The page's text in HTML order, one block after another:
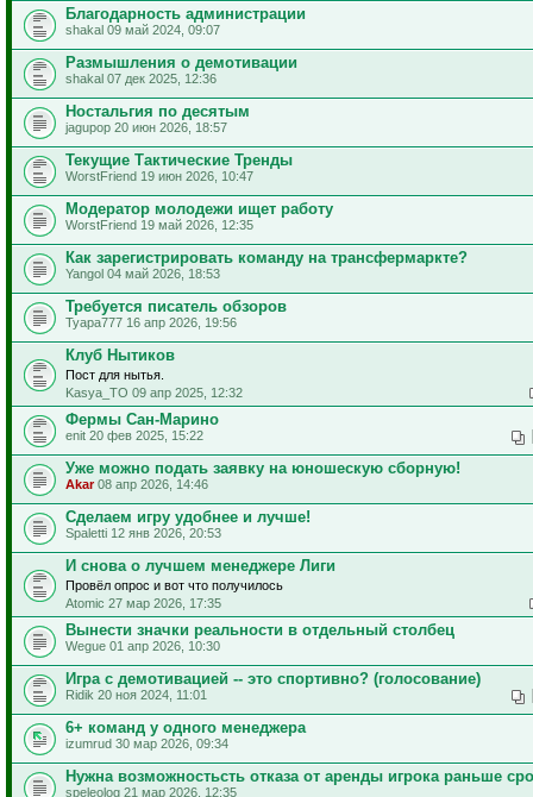
Благодарность администрации
shakal 09 май 2024, 09:07
Размышления о демотивации
shakal 07 дек 2025, 12:36
Ностальгия по десятым
jagupop 20 июн 2026, 18:57
Текущие Тактические Тренды
WorstFriend 19 июн 2026, 10:47
Модератор молодежи ищет работу
WorstFriend 19 май 2026, 12:35
Как зарегистрировать команду на трансфермаркте?
Yangol 04 май 2026, 18:53
Требуется писатель обзоров
Tyapa777 16 апр 2026, 19:56
Клуб Нытиков
Пост для нытья.
Kasya_TO 09 апр 2025, 12:32
Фермы Сан-Марино
enit 20 фев 2025, 15:22
Уже можно подать заявку на юношескую сборную!
Akar08 апр 2026, 14:46
Сделаем игру удобнее и лучше!
Spaletti 12 янв 2026, 20:53
И снова о лучшем менеджере Лиги
Провёл опрос и вот что получилось
Atomic 27 мар 2026, 17:35
Вынести значки реальности в отдельный столбец
Wegue 01 апр 2026, 10:30
Игра с демотивацией -- это спортивно? (голосование)
Ridik 20 ноя 2024, 11:01
6+ команд у одного менеджера
izumrud 30 мар 2026, 09:34
Нужна возможностьсть отказа от аренды игрока раньше
speleolog 21 мар 2026, 12:35